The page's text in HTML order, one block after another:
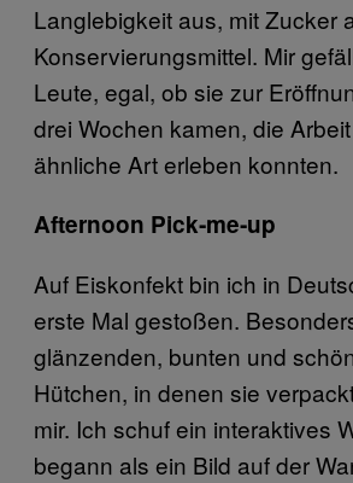
Langlebigkeit aus, mit Zucker
Konservierungsmittel. Mir
Leute, egal, ob sie zur
drei Wochen kamen, die
ähnliche Art erleben konnten.
Afternoon Pick‐me‐up
Auf Eiskonfekt bin ich in
erste Mal gestoßen.
glänzenden, bunten und
Hütchen, in denen sie
mir. Ich schuf ein interaktives
begann als ein Bild auf der